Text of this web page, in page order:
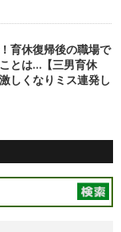
育休復帰後の職場で
とは…【三男育休
しくなりミス連発し